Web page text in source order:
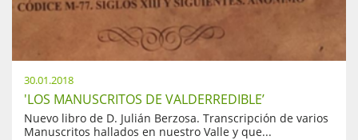
30.01.2018
'LOS MANUSCRITOS DE VALDERREDIBLE’
Nuevo libro de D. Julián Berzosa. Transcripción de varios
Manuscritos hallados en nuestro Valle y que...